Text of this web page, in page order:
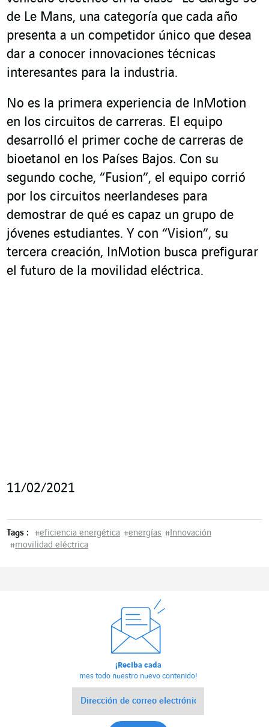
de Le Mans, una categoría que cada año
presenta a un competidor único que desea
dar a conocer innovaciones técnicas
interesantes para la industria.
No es la primera experiencia de InMotion
en los circuitos de carreras. El equipo
desarrolló el primer coche de carreras de
bioetanol en los Países Bajos. Con su
segundo coche, “Fusion”, el equipo corrió
por los circuitos neerlandeses para
demostrar de qué es capaz un grupo de
jóvenes estudiantes. Y con “Vision”, su
tercera creación, InMotion busca prefigurar
el futuro de la movilidad eléctrica.
11/02/2021
Tags : #eficiencia energética #energías #Innovación
#movilidad eléctrica
¡Reciba cada
mes todo nuestro nuevo contenido!